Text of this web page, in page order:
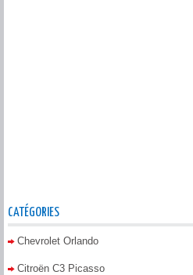
CATÉGORIES
Chevrolet Orlando
Citroën C3 Picasso